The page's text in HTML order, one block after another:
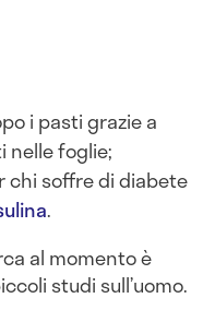
i pasti grazie a
nelle foglie;
chi soffre di diabete
.
al momento è
studi sull’uomo.